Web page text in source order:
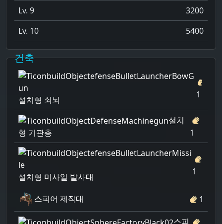
Lv. 9
3200
Lv. 10
5400
건축
설치형 쇠뇌
1
설치
형 기관총
1
설치형 미사일 발사대
1
스피어 제작대 1
스피